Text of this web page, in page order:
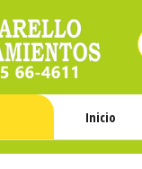
Inicio